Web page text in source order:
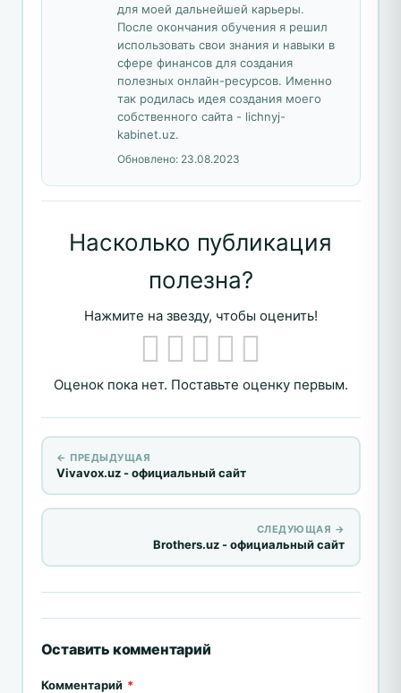
для моей дальнейшей карьеры.
После окончания обучения я решил
использовать свои знания и навыки в
сфере финансов для создания
полезных онлайн-ресурсов. Именно
так родилась идея создания моего
собственного сайта - lichnyj-
kabinet.uz.
Обновлено: 23.08.2023
Насколько публикация
полезна?
Нажмите на звезду, чтобы оценить!
Оценок пока нет. Поставьте оценку первым.
← ПРЕДЫДУЩАЯ
Vivavox.uz - официальный сайт
СЛЕДУЮЩАЯ →
Brothers.uz - официальный сайт
Оставить комментарий
Комментарий *